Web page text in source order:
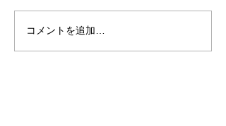
コメントを追加…